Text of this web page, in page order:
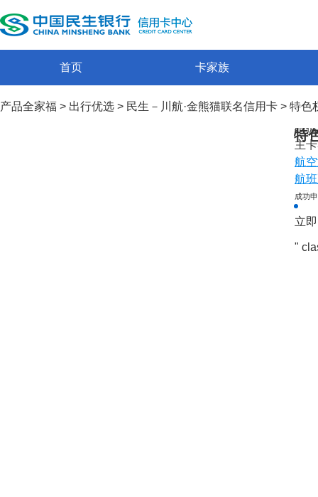
首页 卡家族
产品全家福 > 出行优选 > 民生－川航·金熊猫联名信用卡 > 特色
特
仅
根
主
航
航
成功
立
"